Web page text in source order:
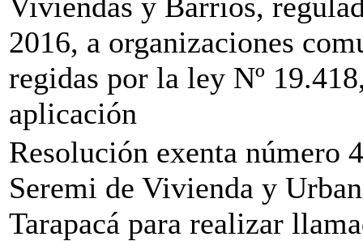
2016, a organizaciones
regidas por la ley Nº
aplicación
Resolución exenta número
Seremi de Vivienda y
Tarapacá para realizar